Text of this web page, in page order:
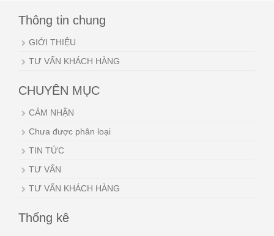
Thông tin chung
GIỚI THIỆU
TƯ VẤN KHÁCH HÀNG
CHUYÊN MỤC
CẢM NHẬN
Chưa được phân loại
TIN TỨC
TƯ VẤN
TƯ VẤN KHÁCH HÀNG
Thống kê